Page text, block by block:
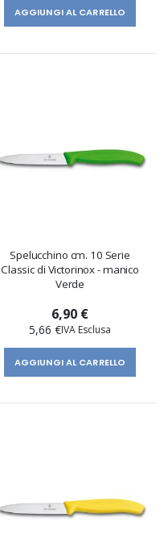
AGGIUNGI AL CARRELLO
Spelucchino cm. 10 Serie
Classic di Victorinox - manico
Verde
6,90 €
5,66 €
AGGIUNGI AL CARRELLO